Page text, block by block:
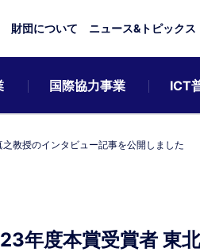
財団について ニュース&トピックス
国際協力事業 ICT
教授のインタビュー記事を公開しました
年度本賞受賞者 東北